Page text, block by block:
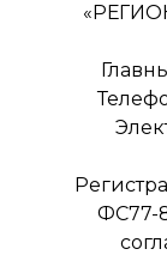
ФС77-